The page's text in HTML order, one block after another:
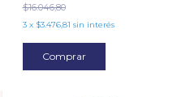
$16.046,80
3 x $3.476,81 sin interés
Comprar